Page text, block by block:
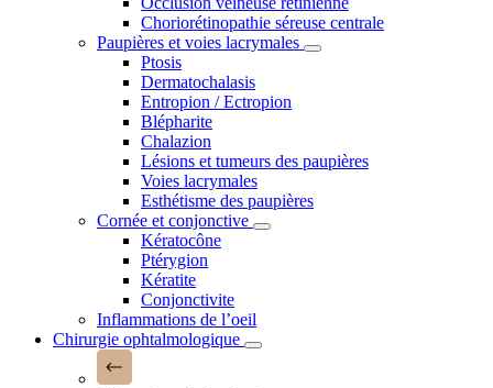
Choriorétinopathie séreuse centrale
Paupières et voies lacrymales
Ptosis
Dermatochalasis
Entropion / Ectropion
Blépharite
Chalazion
Lésions et tumeurs des paupières
Voies lacrymales
Esthétisme des paupières
Cornée et conjonctive
Kératocône
Ptérygion
Kératite
Conjonctivite
Inflammations de l’oeil
Chirurgie ophtalmologique